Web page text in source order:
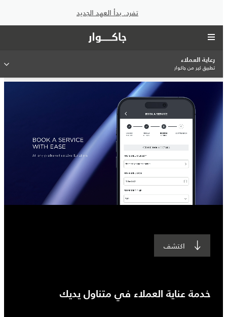
تفرد. بدأ العهد الجديد
رعاية العملاء
تطبيق كير من جاكوار
اكتشف
خدمة عناية العملاء في متناول يديك